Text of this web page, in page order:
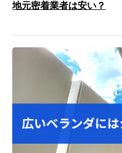
地元密着業者は安い？